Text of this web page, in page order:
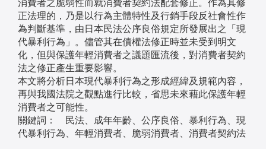
消費者之脆弱性而就消費者契約法配套修正。作為其修
正法理的，乃是以行為主體特性及行銷手段反社會性作
為判斷基準，由日本民法公序良俗規定所發展出之「現
代暴利行為」。儘管其在債權法修正時並未受到明文
化，但與保護年輕消費者之議題匯流後，對消費者契約
法之修正產生重要影響。
本文將分析日本現代暴利行為之形成經緯及規範內容，
再與我國法院之觀點進行比較，省思未來藉此保護年輕
消費者之可能性。
關鍵詞： 民法、成年年齡、公序良俗、暴利行為、現
代暴利行為、年輕消費者、脆弱消費者、消費者契約法